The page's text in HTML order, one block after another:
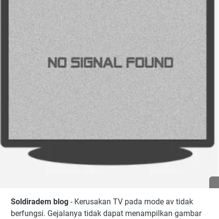
3. Mode av muncul namun tidak berfungsi
Soldiradem blog - Kerusakan TV pada mode av tidak
berfungsi. Gejalanya tidak dapat menampilkan gambar